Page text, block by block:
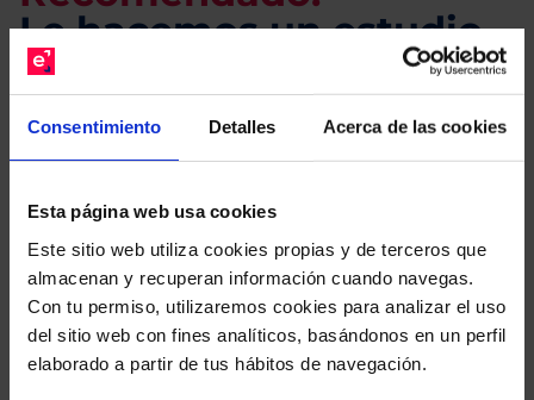
Consentimiento Detalles Acerca de las cookies
Esta página web usa cookies
Este sitio web utiliza cookies propias y de terceros que
almacenan y recuperan información cuando navegas.
Con tu permiso, utilizaremos cookies para analizar el uso
del sitio web con fines analíticos, basándonos en un perfil
elaborado a partir de tus hábitos de navegación.
Le hacemos un estudio
gratuito de su cartera.
Descárguese el archivoe indíquenos los ISINs de
sus Fondos y nuestros expertos le enviarán un
Limpias con las que podrá ahorrar en sus costes.